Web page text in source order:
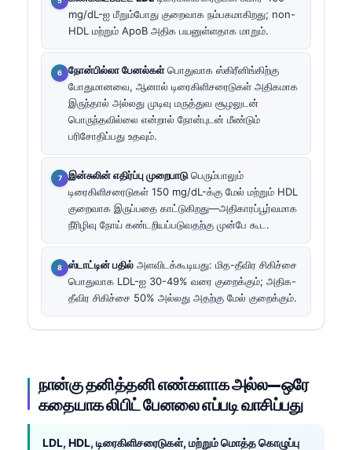
mg/dL-ஐ மீறும்போது குறைவாக நம்பகமாகிறது; non-
HDL மற்றும் ApoB அதிக பயனுள்ளதாக மாறும்.
நோன்பில்லா பேனல்கள்பொதுவாக ஸ்கிரீனிங்கிற்கு
போதுமானவை, ஆனால் டிரைகிளிசரைடுகள் அதிகமாக
இருந்தால் அல்லது முடிவு மருத்துவ சூழலுடன்
பொருந்தவில்லை என்றால் நோன்புடன் மீண்டும்
பரிசோதிப்பது உதவும்.
இன்சுலின் எதிர்ப்பு முறைபாடுபெரும்பாலும்
டிரைகிளிசரைடுகள் 150 mg/dL-க்கு மேல் மற்றும் HDL
குறைவாக இருப்பதை காட்டுகிறது—அதிகாரப்பூர்வமாக
நீரிழிவு நோய் கண்டறியப்படுவதற்கு முன்பே கூட.
ஸ்டாட்டின் பதில் அளவிடக்கூடியது: மித-தீவிர சிகிச்சை
பொதுவாக LDL-ஐ 30-49% வரை குறைக்கும்; அதிக-
தீவிர சிகிச்சை 50% அல்லது அதற்கு மேல் குறைக்கும்.
நான்கு தனித்தனி எண்களாக அல்ல—ஒரே
கதையாக லிபிட் பேனலை எப்படி வாசிப்பது
LDL, HDL, டிரைகிளிசரைடுகள், மற்றும் மொத்த கொழுப்பு